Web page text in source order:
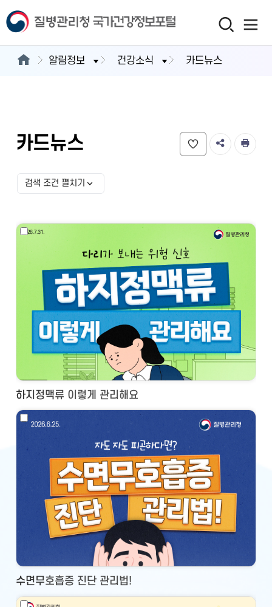
알림정보 건강소식 카드뉴스
카드뉴스
검색 조건 선택
검색 조건 펼치기
하지정맥류 이렇게 관리해요
수면무호흡증 진단 관리법!